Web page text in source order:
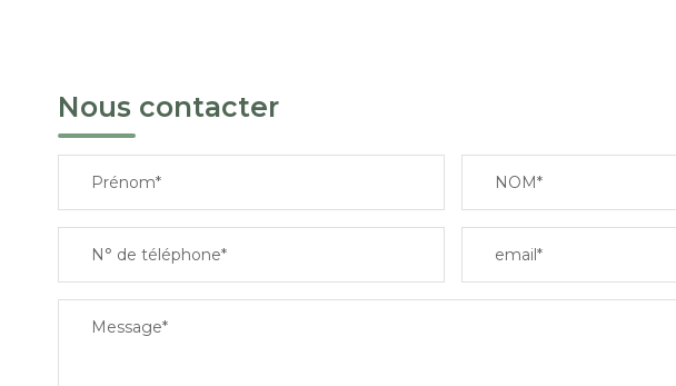
Nous contacter
Prénom* NOM*
N° de téléphone* email*
Message*